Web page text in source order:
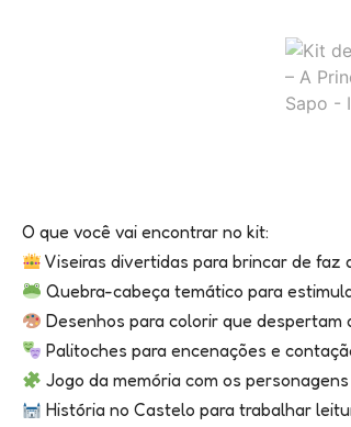
O que você vai encontrar no kit:
Viseiras divertidas para brincar de faz
Quebra-cabeça temático para
Desenhos para colorir que despertam
Palitoches para encenações e
Jogo da memória com os
História no Castelo para trabalhar